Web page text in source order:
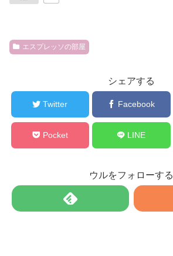
エスプレッソの部屋
シェアする
Twitter Facebook
Pocket LINE
ウルをフォローする